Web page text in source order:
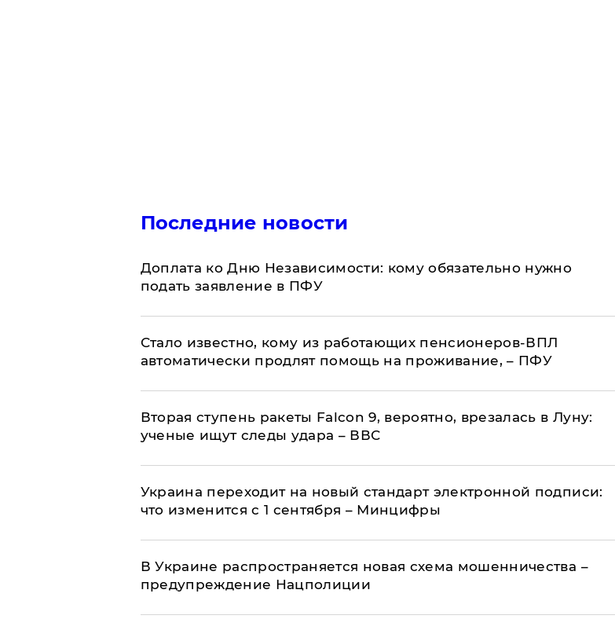
Последние новости
Доплата ко Дню Независимости: кому обязательно нужно
подать заявление в ПФУ
Стало известно, кому из работающих пенсионеров-ВПЛ
автоматически продлят помощь на проживание, – ПФУ
Вторая ступень ракеты Falcon 9, вероятно, врезалась в Луну:
ученые ищут следы удара – ВВС
Украина переходит на новый стандарт электронной подписи:
что изменится с 1 сентября – Минцифры
В Украине распространяется новая схема мошенничества –
предупреждение Нацполиции